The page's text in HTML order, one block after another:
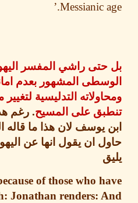
Messianic
راشي المفسر اليهودي من
المشهور بعدم امانته في
التدليسية لتغيير معاني
على المسيح .رغم هذا قال
يوسف لان هذا ما قاله اليهود
ان يقول انها عن اليهود
Me because of those who
Jonathan renders: